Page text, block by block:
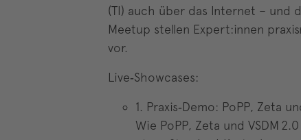
(TI) auch über das Internet – und
Meetup stellen Expert:innen
vor.
Live‑Showcases:
1. Praxis‑Demo: PoPP, Zeta
Wie PoPP, Zeta und VSDM